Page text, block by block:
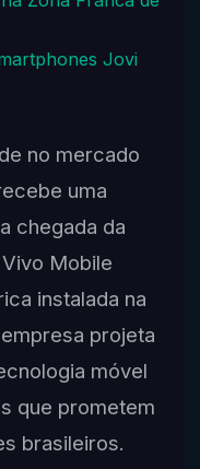
Jovi
no mercado
uma
chegada da
Mobile
instalada na
projeta
móvel
que prometem
brasileiros.